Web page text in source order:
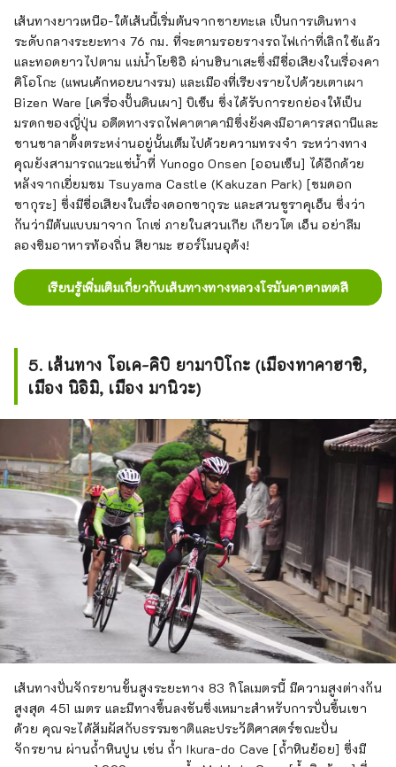
เส้นทางยาวเหนือ-ใต้เส้นนี้เริ่มต้นจากชายทะเล เป็นการเดินทาง
ระดับกลางระยะทาง 76 กม. ที่จะตามรอยรางรถไฟเก่าที่เลิกใช้แล้ว
และทอดยาวไปตาม แม่น้ำโยชิอิ ผ่านฮินาเสะซึ่งมีชื่อเสียงในเรื่องคา
คิโอโกะ (แพนเค้กหอยนางรม) และเมืองที่เรียงรายไปด้วยเตาเผา
Bizen Ware [เครื่องปั้นดินเผา] บิเซ็น ซึ่งได้รับการยกย่องให้เป็น
มรดกของญี่ปุ่น อดีตทางรถไฟคาตาคามิซึ่งยังคงมีอาคารสถานีและ
ชานชาลาตั้งตระหง่านอยู่นั้นเต็มไปด้วยความทรงจำ ระหว่างทาง
คุณยังสามารถแวะแช่น้ำที่ Yunogo Onsen [ออนเซ็น] ได้อีกด้วย
หลังจากเยี่ยมชม Tsuyama Castle (Kakuzan Park) [ชมดอก
ซากุระ] ซึ่งมีชื่อเสียงในเรื่องดอกซากุระ และสวนชูราคุเอ็น ซึ่งว่า
กันว่ามีต้นแบบมาจาก โกเซ่ ภายในสวนเกีย เกียวโต เอ็น อย่าลืม
ลองชิมอาหารท้องถิ่น สึยามะ ฮอร์โมนอุด้ง!
เรียนรู้เพิ่มเติมเกี่ยวกับเส้นทางทางหลวงโรมันคาตาเทตสึ
5. เส้นทาง โอเค-คิบิ ยามาบิโกะ (เมืองทาคาฮาชิ,
เมือง นิอิมิ, เมือง มานิวะ)
เส้นทางปั่นจักรยานขั้นสูงระยะทาง 83 กิโลเมตรนี้ มีความสูงต่างกัน
สูงสุด 451 เมตร และมีทางขึ้นลงชันซึ่งเหมาะสำหรับการปั่นขึ้นเขา
ด้วย คุณจะได้สัมผัสกับธรรมชาติและประวัติศาสตร์ขณะปั่น
จักรยาน ผ่านถ้ำหินปูน เช่น ถ้ำ Ikura-do Cave [ถ้ำหินย้อย] ซึ่งมี